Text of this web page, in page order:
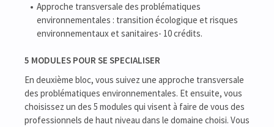
Approche transversale des problématiques
environnementales : transition écologique et risques
environnementaux et sanitaires- 10 crédits.
5 MODULES POUR SE SPECIALISER
En deuxième bloc, vous suivez une approche transversale
des problématiques environnementales. Et ensuite, vous
choisissez un des 5 modules qui visent à faire de vous des
professionnels de haut niveau dans le domaine choisi. Vous